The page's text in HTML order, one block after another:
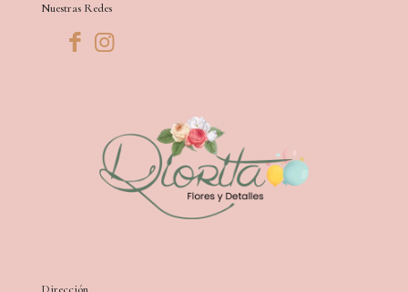
Nuestras Redes